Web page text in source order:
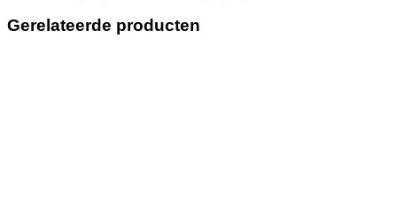
Gerelateerde producten